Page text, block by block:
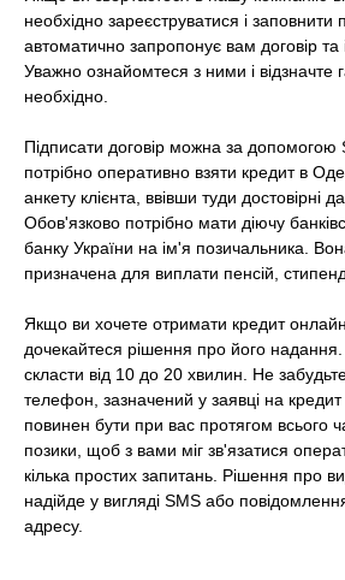
необхідно зареєструватися і
автоматично запропонує вам договір та
Уважно ознайомтеся з ними і відзначте
необхідно.
Підписати договір можна за
потрібно оперативно взяти кредит в
анкету клієнта, ввівши туди достовірні
Обов'язково потрібно мати діючу
банку України на ім'я позичальника.
призначена для виплати пенсій,
Якщо ви хочете отримати кредит
дочекайтеся рішення про його
скласти від 10 до 20 хвилин. Не
телефон, зазначений у заявці на кредит
повинен бути при вас протягом всього
позики, щоб з вами міг зв'язатися
кілька простих запитань. Рішення про
надійде у вигляді SMS або
адресу.